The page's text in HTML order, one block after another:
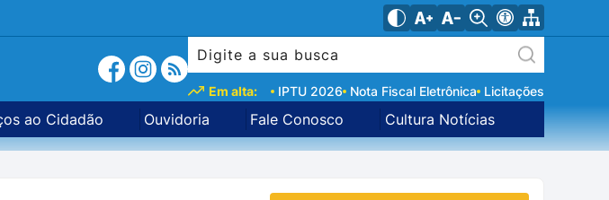
Em alta: IPTU 2026 Nota Fiscal Eletrônica Licitações
ao Cidadão Ouvidoria Fale Conosco Cultura Notícias